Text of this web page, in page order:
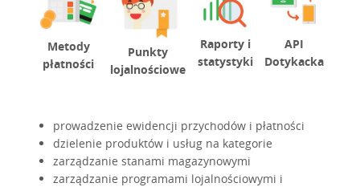
Metody
płatności
Punkty
lojalnościowe
Raporty i
statystyki
API
Dotykacka
prowadzenie ewidencji przychodów i płatności
dzielenie produktów i usług na kategorie
zarządzanie stanami magazynowymi
zarządzanie programami lojalnościowymi i